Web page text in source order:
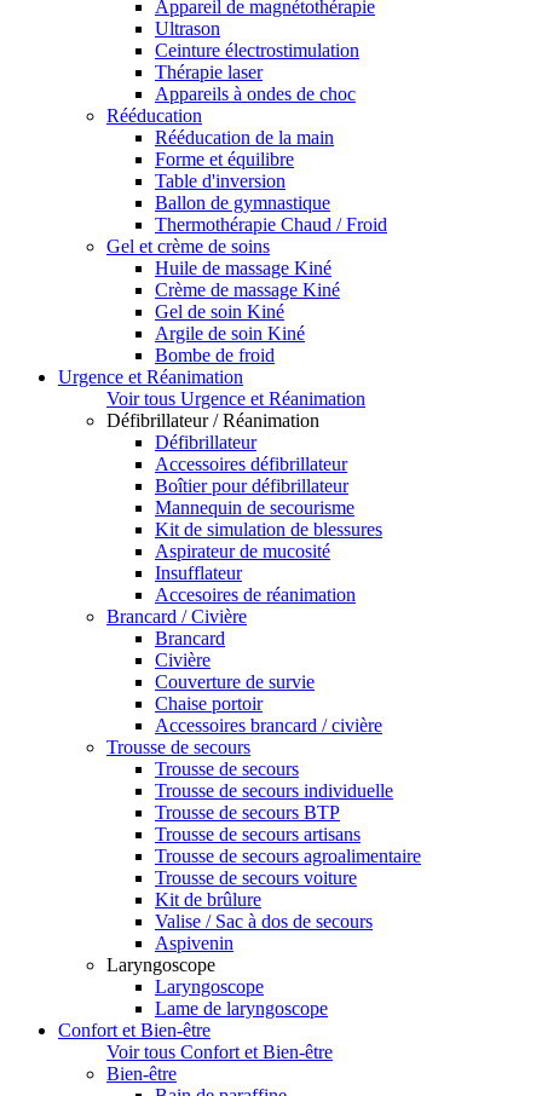
Appareil de magnétothérapie
Ultrason
Ceinture électrostimulation
Thérapie laser
Appareils à ondes de choc
Rééducation
Rééducation de la main
Forme et équilibre
Table d'inversion
Ballon de gymnastique
Thermothérapie Chaud / Froid
Gel et crème de soins
Huile de massage Kiné
Crème de massage Kiné
Gel de soin Kiné
Argile de soin Kiné
Bombe de froid
Urgence et Réanimation
Voir tous Urgence et Réanimation
Défibrillateur / Réanimation
Défibrillateur
Accessoires défibrillateur
Boîtier pour défibrillateur
Mannequin de secourisme
Kit de simulation de blessures
Aspirateur de mucosité
Insufflateur
Accesoires de réanimation
Brancard / Civière
Brancard
Civière
Couverture de survie
Chaise portoir
Accessoires brancard / civière
Trousse de secours
Trousse de secours
Trousse de secours individuelle
Trousse de secours BTP
Trousse de secours artisans
Trousse de secours agroalimentaire
Trousse de secours voiture
Kit de brûlure
Valise / Sac à dos de secours
Aspivenin
Laryngoscope
Laryngoscope
Lame de laryngoscope
Confort et Bien-être
Voir tous Confort et Bien-être
Bien-être